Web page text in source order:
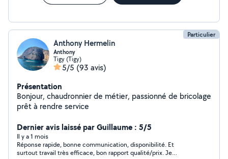
Particulier
Anthony Hermelin
Anthony
Tigy (Tigy)
5/5 (93 avis)
Présentation
Bonjour, chaudronnier de métier, passionné de bricolage
prêt à rendre service
Dernier avis laissé par Guillaume : 5/5
Il y a 1 mois
Réponse rapide, bonne communication, disponibilité. Et
surtout travail très efficace, bon rapport qualité/prix. Je